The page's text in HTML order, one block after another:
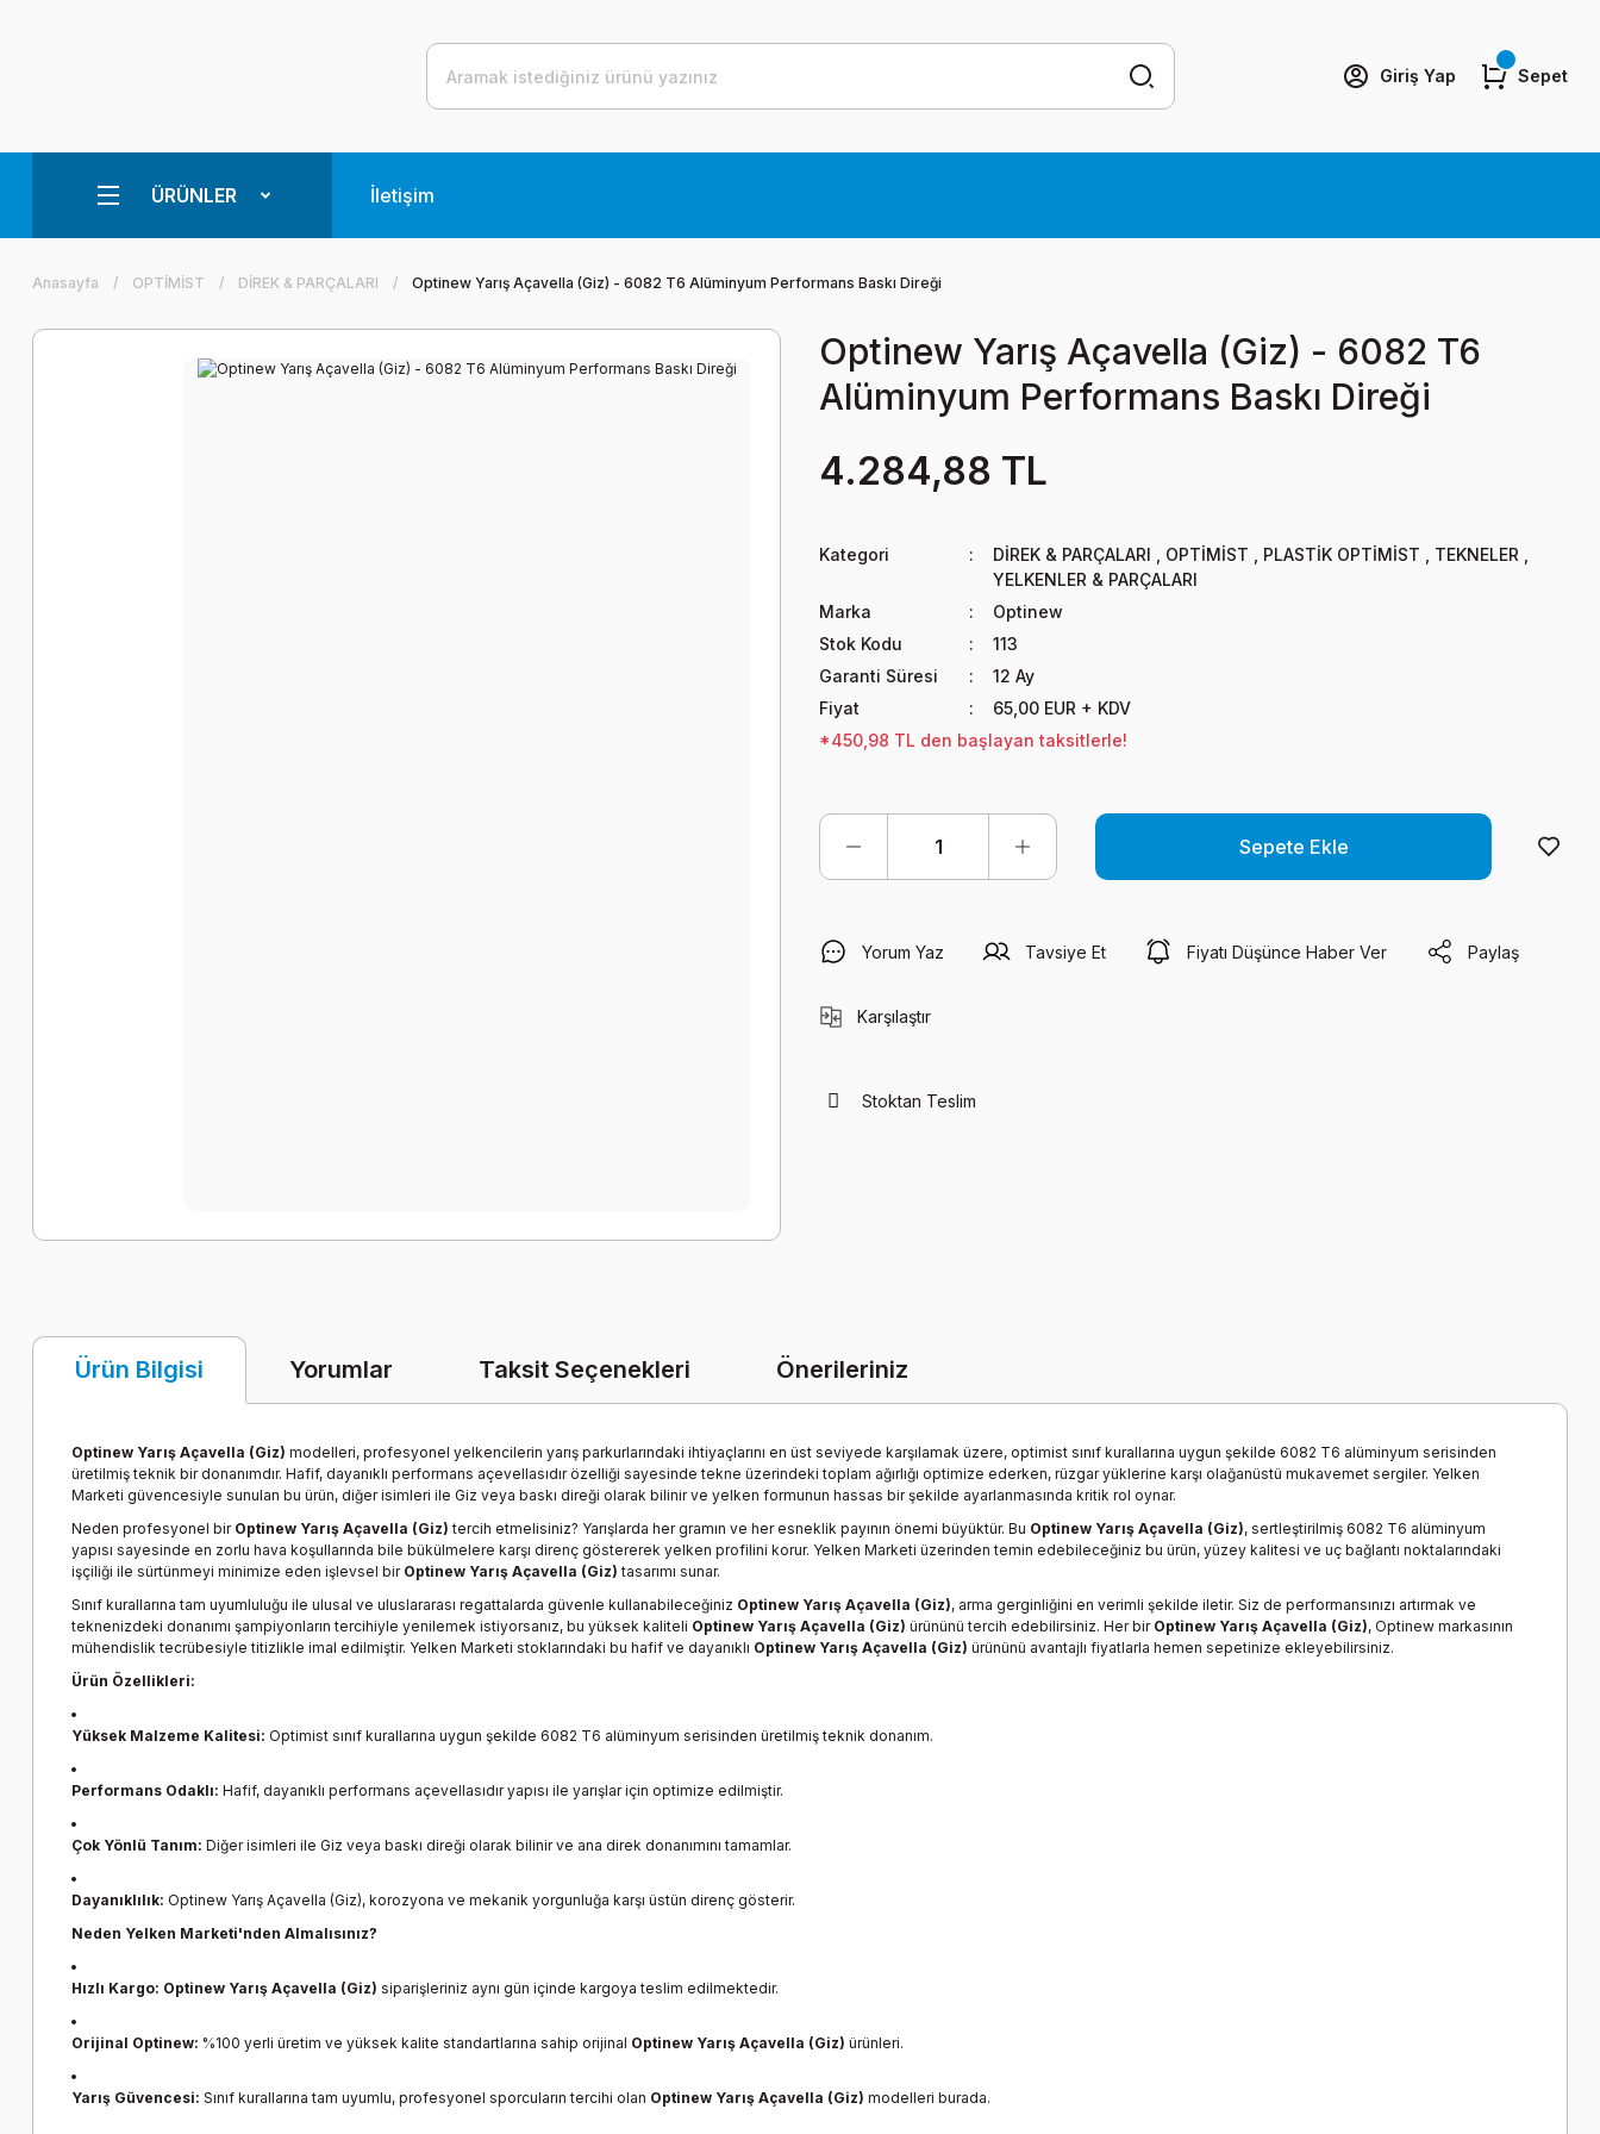
Giriş Yap Sepet
ÜRÜNLER İletişim
Anasayfa OPTİMİST DİREK & PARÇALARI Optinew Yarış Açavella (Giz) - 6082 T6 Alüminyum Performans Baskı Direği
Optinew Yarış Açavella (Giz) - 6082 T6
Alüminyum Performans Baskı Direği
4.284,88 TL
Kategori DİREK & PARÇALARI OPTİMİST PLASTİK OPTİMİST TEKNELER
YELKENLER & PARÇALARI
Marka
Optinew
Stok Kodu
113
Garanti Süresi
12 Ay
Fiyat
65,00 EUR + KDV
*450,98 TL den başlayan taksitlerle!
Sepete Ekle
Yorum Yaz Tavsiye Et Fiyatı Düşünce Haber Ver Paylaş
Karşılaştır
Stoktan Teslim
Ürün Bilgisi Yorumlar Taksit Seçenekleri Önerileriniz
Optinew Yarış Açavella (Giz) modelleri, profesyonel yelkencilerin yarış parkurlarındaki ihtiyaçlarını en üst seviyede karşılamak üzere, optimist sınıf kurallarına uygun şekilde 6082 T6 alüminyum serisinden
üretilmiş teknik bir donanımdır. Hafif, dayanıklı performans açevellasıdır özelliği sayesinde tekne üzerindeki toplam ağırlığı optimize ederken, rüzgar yüklerine karşı olağanüstü mukavemet sergiler. Yelken
Marketi güvencesiyle sunulan bu ürün, diğer isimleri ile Giz veya baskı direği olarak bilinir ve yelken formunun hassas bir şekilde ayarlanmasında kritik rol oynar.
Neden profesyonel bir Optinew Yarış Açavella (Giz) tercih etmelisiniz? Yarışlarda her gramın ve her esneklik payının önemi büyüktür. Bu Optinew Yarış Açavella (Giz), sertleştirilmiş 6082 T6 alüminyum
yapısı sayesinde en zorlu hava koşullarında bile bükülmelere karşı direnç göstererek yelken profilini korur. Yelken Marketi üzerinden temin edebileceğiniz bu ürün, yüzey kalitesi ve uç bağlantı noktalarındaki
işçiliği ile sürtünmeyi minimize eden işlevsel bir Optinew Yarış Açavella (Giz) tasarımı sunar.
Sınıf kurallarına tam uyumluluğu ile ulusal ve uluslararası regattalarda güvenle kullanabileceğiniz Optinew Yarış Açavella (Giz), arma gerginliğini en verimli şekilde iletir. Siz de performansınızı artırmak ve
teknenizdeki donanımı şampiyonların tercihiyle yenilemek istiyorsanız, bu yüksek kaliteli Optinew Yarış Açavella (Giz) ürününü tercih edebilirsiniz. Her bir Optinew Yarış Açavella (Giz), Optinew markasının
mühendislik tecrübesiyle titizlikle imal edilmiştir. Yelken Marketi stoklarındaki bu hafif ve dayanıklı Optinew Yarış Açavella (Giz) ürününü avantajlı fiyatlarla hemen sepetinize ekleyebilirsiniz.
Ürün Özellikleri:
Yüksek Malzeme Kalitesi: Optimist sınıf kurallarına uygun şekilde 6082 T6 alüminyum serisinden üretilmiş teknik donanım.
Performans Odaklı: Hafif, dayanıklı performans açevellasıdır yapısı ile yarışlar için optimize edilmiştir.
Çok Yönlü Tanım: Diğer isimleri ile Giz veya baskı direği olarak bilinir ve ana direk donanımını tamamlar.
Dayanıklılık: Optinew Yarış Açavella (Giz), korozyona ve mekanik yorgunluğa karşı üstün direnç gösterir.
Neden Yelken Marketi'nden Almalısınız?
Hızlı Kargo: Optinew Yarış Açavella (Giz) siparişleriniz aynı gün içinde kargoya teslim edilmektedir.
Orijinal Optinew: %100 yerli üretim ve yüksek kalite standartlarına sahip orijinal Optinew Yarış Açavella (Giz) ürünleri.
Yarış Güvencesi: Sınıf kurallarına tam uyumlu, profesyonel sporcuların tercihi olan Optinew Yarış Açavella (Giz) modelleri burada.